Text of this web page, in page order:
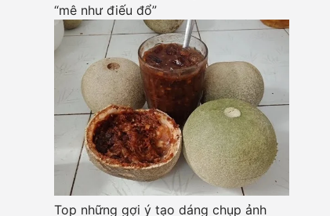
“mê như điếu đổ”
Top những gợi ý tạo dáng chụp ảnh